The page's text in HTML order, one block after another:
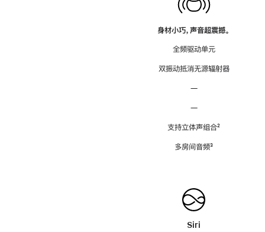
身材小巧，声音超震撼。
全频驱动单元
双振动抵消无源辐射器
—
—
支持立体声组合脚
²
多房间音频脚
³
Siri